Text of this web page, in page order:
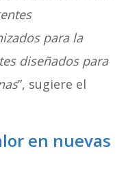
para la
diseñados para
”, sugiere el
en nuevas